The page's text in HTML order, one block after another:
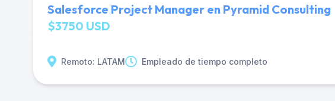
Salesforce Project Manager en Pyramid Consulting
$3750 USD
Remoto: LATAM Empleado de tiempo completo